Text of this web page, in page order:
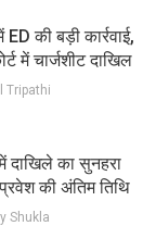
की बड़ी कार्रवाई,
में चार्जशीट दाखिल
Tripathi
दाखिले का सुनहरा
की अंतिम तिथि
Shukla